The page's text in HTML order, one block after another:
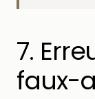
7.
faux-